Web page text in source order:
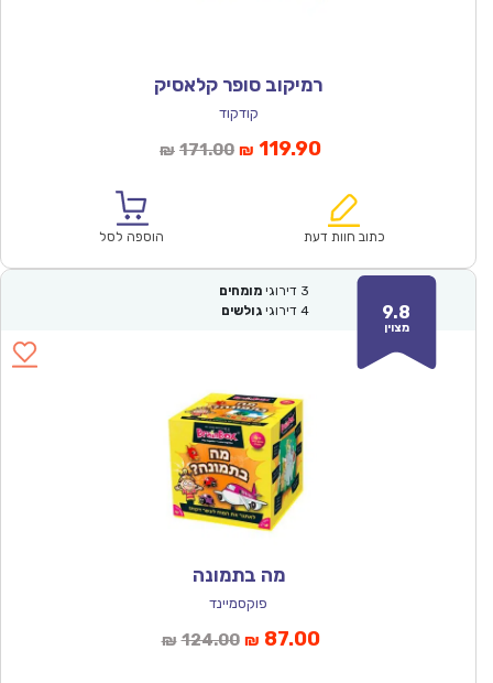
רמיקוב סופר קלאסיק
קודקוד
₪ 171.00המחיר
₪171.00.
₪ 119.90המחיר
הוא:
כתוב חוות דעת הוספה לסל
9.8
מצוין
3 דירוגי מומחים
4 דירוגי גולשים
מה בתמונה
פוקסמיינד
₪ 124.00המחיר
₪ 87.00המחיר